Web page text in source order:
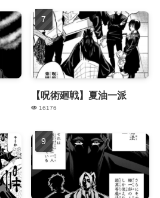
【呪術廻戦】夏油一派
16176